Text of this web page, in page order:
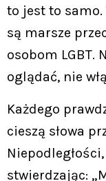
to jest to samo.
są marsze
osobom LGBT.
oglądać, nie
Każdego
cieszą słowa
stwierdzając: